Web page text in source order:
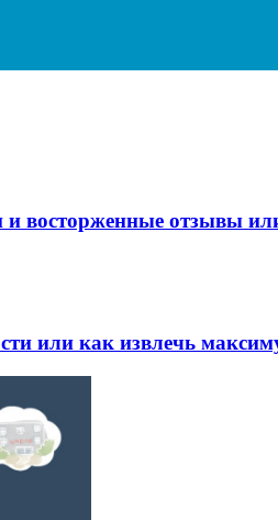
восторженные отзывы
или как извлечь